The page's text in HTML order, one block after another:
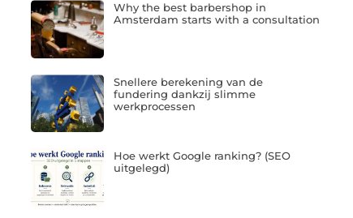
Why the best barbershop in
Amsterdam starts with a consultation
Snellere berekening van de
fundering dankzij slimme
werkprocessen
Hoe werkt Google ranking? (SEO
uitgelegd)